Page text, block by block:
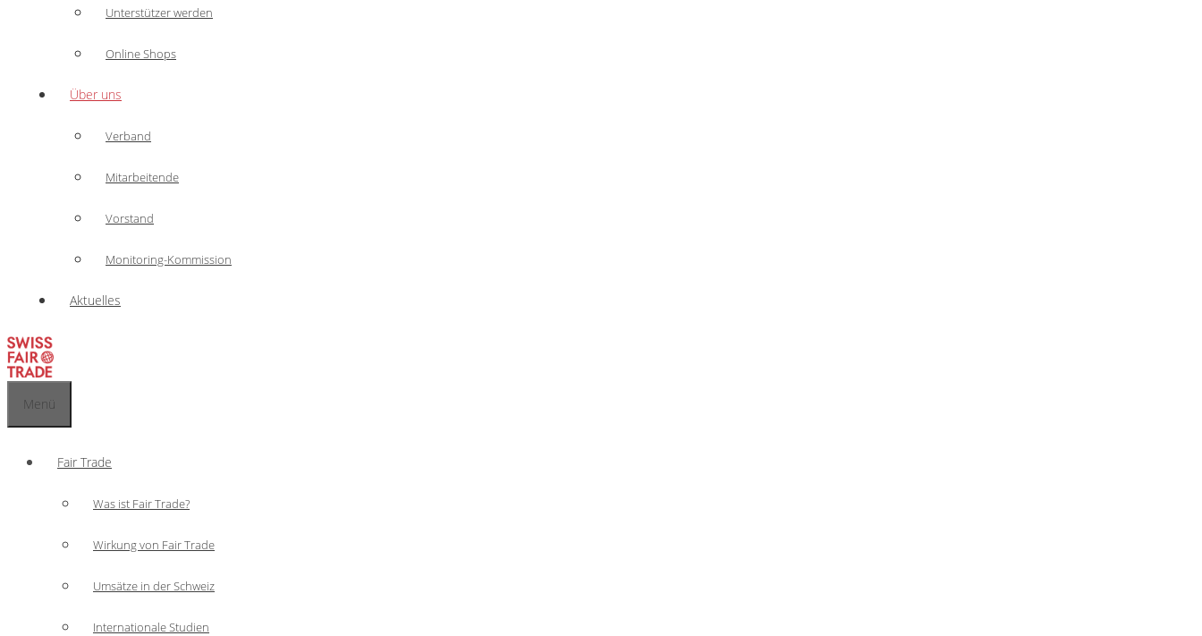
Unterstützer werden
Online Shops
Über uns
Verband
Mitarbeitende
Vorstand
Monitoring-Kommission
Aktuelles
Menü
Fair Trade
Was ist Fair Trade?
Wirkung von Fair Trade
Umsätze in der Schweiz
Internationale Studien